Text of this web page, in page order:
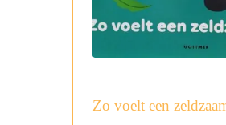
Zo voelt een